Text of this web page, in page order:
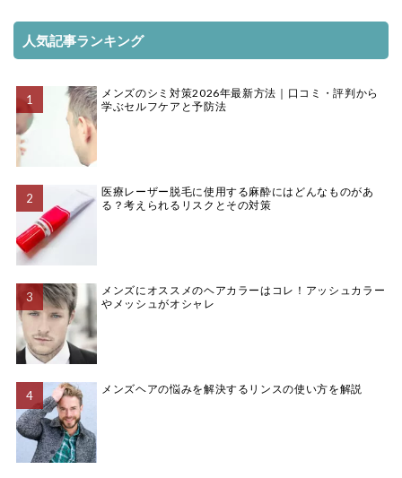
人気記事ランキング
メンズのシミ対策2026年最新方法｜口コミ・評判から
学ぶセルフケアと予防法
医療レーザー脱毛に使用する麻酔にはどんなものがあ
る？考えられるリスクとその対策
メンズにオススメのヘアカラーはコレ！アッシュカラー
やメッシュがオシャレ
メンズヘアの悩みを解決するリンスの使い方を解説